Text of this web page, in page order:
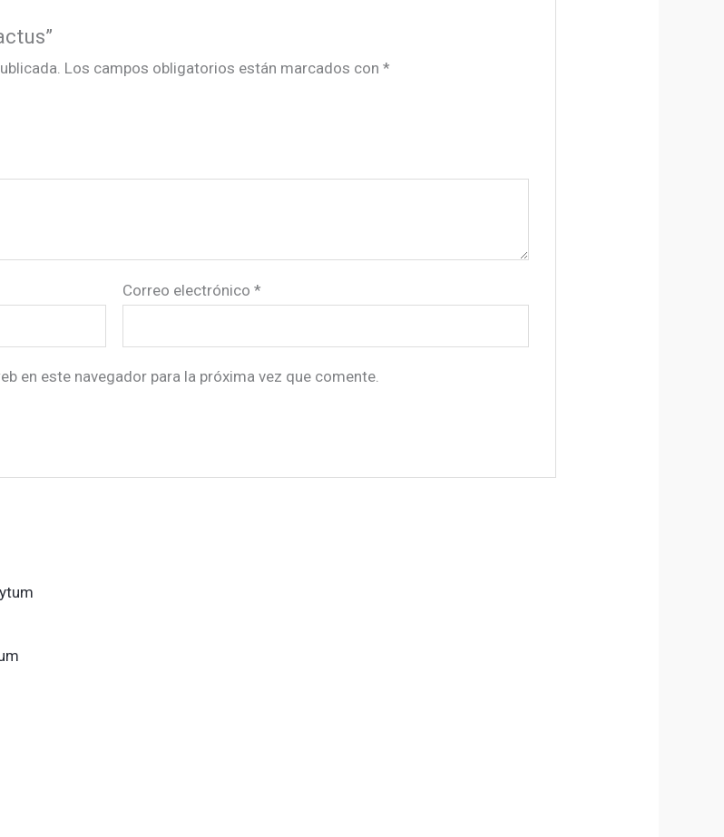
Los campos obligatorios están marcados con *
Correo electrónico*
en este navegador para la próxima vez que comente.